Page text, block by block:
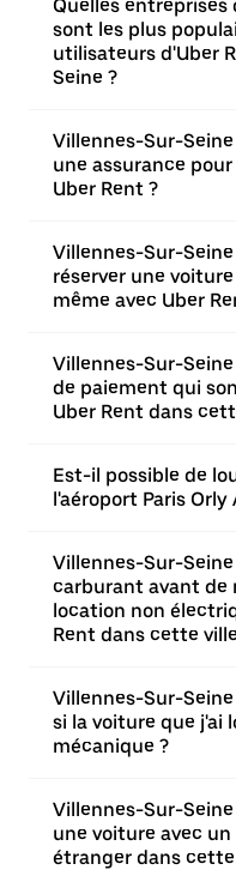
Quelles
sont les plus
utilisateurs d'Uber
Seine ?
Villennes-Sur-
une assurance
Uber Rent ?
Villennes-Sur-
réserver une
même avec Uber
Villennes-Sur-
de paiement qui
Uber Rent dans
Est-il possible de
l'aéroport Paris Orly
Villennes-Sur-
carburant avant de
location non
Rent dans cette
Villennes-Sur-
si la voiture que j'ai
mécanique ?
Villennes-Sur-
une voiture avec
étranger dans cette